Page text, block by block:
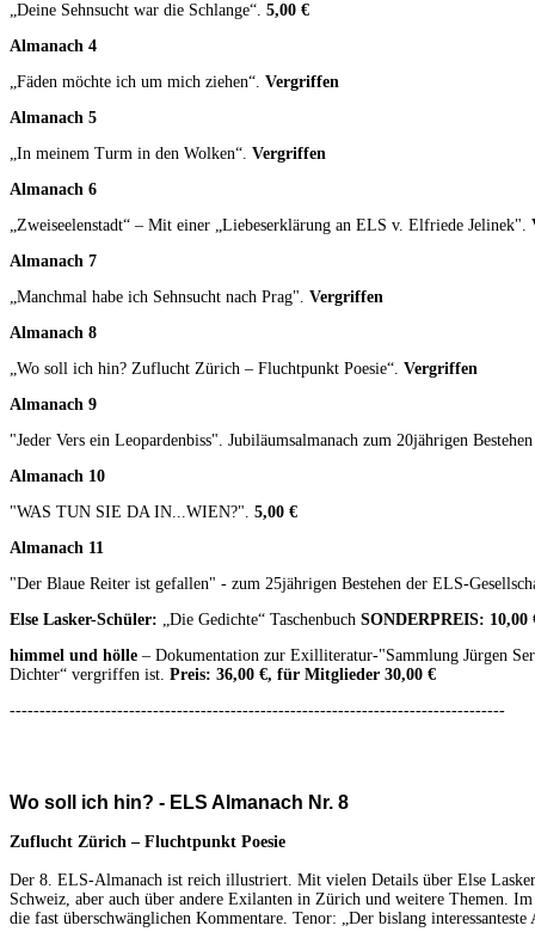
„Deine Sehnsucht war die Schlange“. 5,00 €
Almanach 4
„Fäden möchte ich um mich ziehen“. Vergriffen
Almanach 5
„In meinem Turm in den Wolken“. Vergriffen
Almanach 6
„Zweiseelenstadt“ – Mit einer „Liebeserklärung an ELS v. Elfriede Jelinek".
Almanach 7
„Manchmal habe ich Sehnsucht nach Prag". Vergriffen
Almanach 8
„Wo soll ich hin? Zuflucht Zürich – Fluchtpunkt Poesie“. Vergriffen
Almanach 9
"Jeder Vers ein Leopardenbiss". Jubiläumsalmanach zum 20jährigen
Almanach 10
"WAS TUN SIE DA IN...WIEN?". 5,00 €
Almanach 11
"Der Blaue Reiter ist gefallen" - zum 25jährigen Bestehen der ELS-
Else Lasker-Schüler: „Die Gedichte“ Taschenbuch SONDERPREIS: 10,00
himmel und hölle – Dokumentation zur Exilliteratur-"Sammlung Jürgen
Dichter“ vergriffen ist. Preis: 36,00 €, für Mitglieder 30,00 €
-----------------------------------------------------------------------------------
Wo soll ich hin? - ELS Almanach Nr. 8
Zuflucht Zürich – Fluchtpunkt Poesie
Der 8. ELS-Almanach ist reich illustriert. Mit vielen Details über Else
Schweiz, aber auch über andere Exilanten in Zürich und weitere Themen.
die fast überschwänglichen Kommentare. Tenor: „Der bislang interessanteste